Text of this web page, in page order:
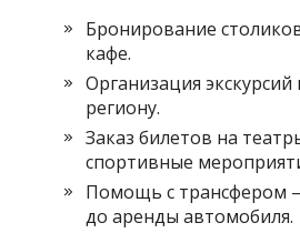
Бронирование
кафе.
Организация
региону.
Заказ билетов на
спортивные
Помощь с трансфером
до аренды автомобиля.